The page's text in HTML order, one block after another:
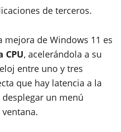
de terceros.
mejora de Windows 11 es
CPU, acelerándola a su
entre uno y tres
que hay latencia a la
un menú